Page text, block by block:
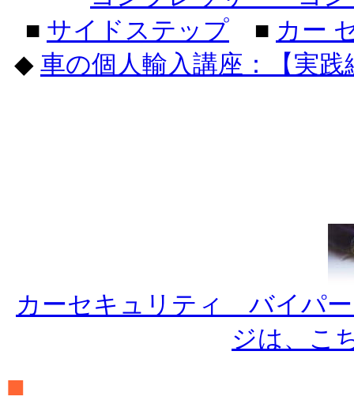
■ サイドステップ ■ カー
◆ 車の個人輸入講座：【実
カーセキュリティ バイパー
ジは、こ
■